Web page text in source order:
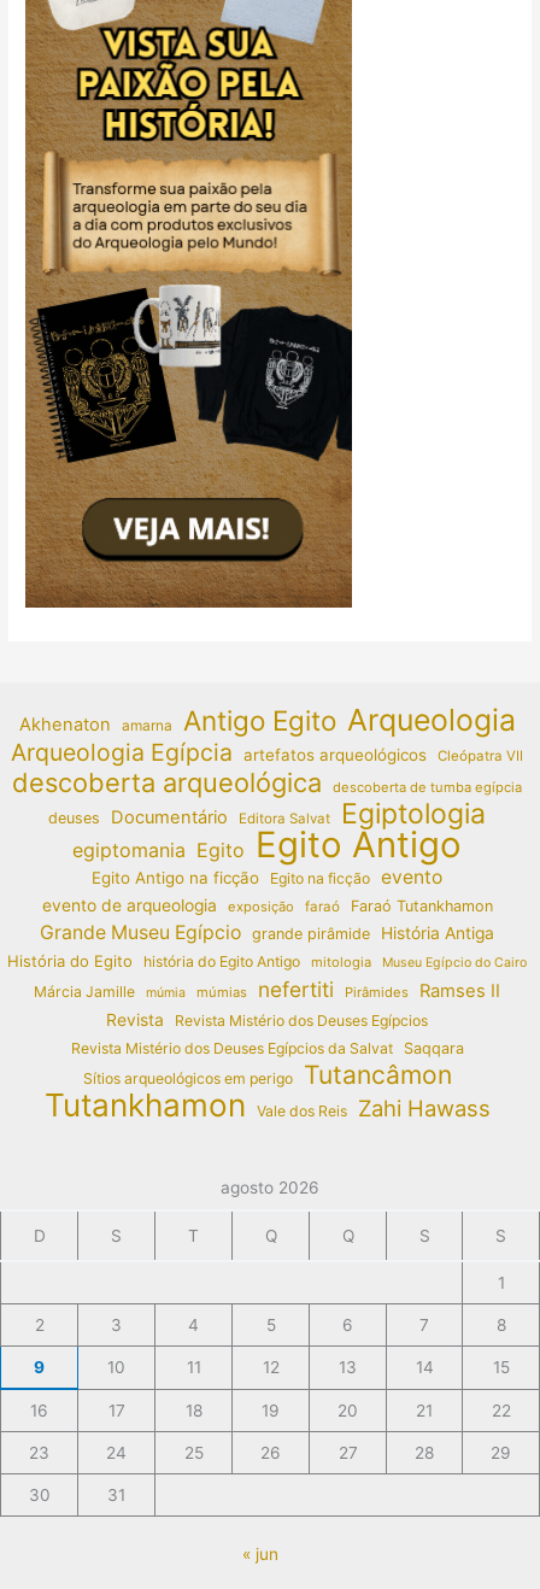
Akhenaton amarna Antigo Egito Arqueologia
Arqueologia Egípcia artefatos arqueológicos Cleópatra VII
descoberta arqueológica descoberta de tumba egípcia
deuses Documentário Editora Salvat Egiptologia
egiptomania Egito Egito Antigo
Egito Antigo na ficção Egito na ficção evento
evento de arqueologia exposição faraó Faraó Tutankhamon
Grande Museu Egípcio grande pirâmide
História Antiga
História do Egito
história do Egito Antigo mitologia Museu Egípcio do Cairo
Márcia Jamille múmia múmias nefertiti Pirâmides Ramses II
Revista
Revista Mistério dos Deuses Egípcios
Revista Mistério dos Deuses Egípcios da Salvat
Saqqara
Sítios arqueológicos em perigo
Tutancâmon
Tutankhamon Vale dos Reis Zahi Hawass
agosto 2026
D S T Q Q S S
1
2 3 4 5 6 7 8
9 10 11 12 13 14 15
16 17 18 19 20 21 22
23 24 25 26 27 28 29
30 31
« jun